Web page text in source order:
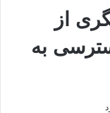
از
به